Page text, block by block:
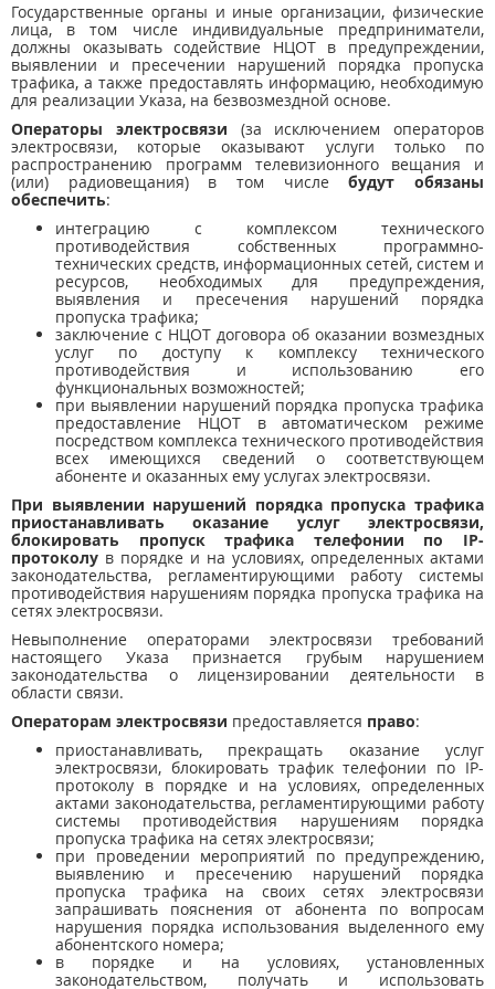
Государственные органы и иные организации, физические
лица, в том числе индивидуальные предприниматели,
должны оказывать содействие НЦОТ в предупреждении,
выявлении и пресечении нарушений порядка пропуска
трафика, а также предоставлять информацию, необходимую
для реализации Указа, на безвозмездной основе.
Операторы электросвязи (за исключением операторов
электросвязи, которые оказывают услуги только по
распространению программ телевизионного вещания и
(или) радиовещания) в том числебудут обязаны
обеспечить:
интеграцию с комплексом технического
противодействия собственных программно-
технических средств, информационных сетей, систем и
ресурсов, необходимых для предупреждения,
выявления и пресечения нарушений порядка
пропуска трафика;
заключение с НЦОТ договора об оказании возмездных
услуг по доступу к комплексу технического
противодействия и использованию его
функциональных возможностей;
при выявлении нарушений порядка пропуска трафика
предоставление НЦОТ в автоматическом режиме
посредством комплекса технического противодействия
всех имеющихся сведений о соответствующем
абоненте и оказанных ему услугах электросвязи.
При выявлении нарушений порядка пропуска трафика
приостанавливать оказание услуг электросвязи,
блокировать пропуск трафика телефонии по IP-
протоколу в порядке и на условиях, определенных актами
законодательства, регламентирующими работу системы
противодействия нарушениям порядка пропуска трафика на
сетях электросвязи.
Невыполнение операторами электросвязи требований
настоящего Указа признается грубым нарушением
законодательства о лицензировании деятельности в
области связи.
Операторам электросвязи предоставляется право:
приостанавливать, прекращать оказание услуг
электросвязи, блокировать трафик телефонии по IP-
протоколу в порядке и на условиях, определенных
актами законодательства, регламентирующими работу
системы противодействия нарушениям порядка
пропуска трафика на сетях электросвязи;
при проведении мероприятий по предупреждению,
выявлению и пресечению нарушений порядка
пропуска трафика на своих сетях электросвязи
запрашивать пояснения от абонента по вопросам
нарушения порядка использования выделенного ему
абонентского номера;
в порядке и на условиях, установленных
законодательством, получать и использовать